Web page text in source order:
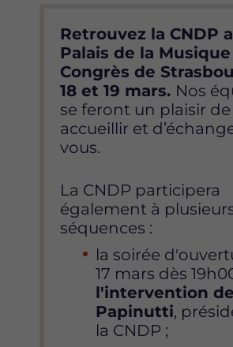
Retrouvez la CNDP
Palais de la
Congrès de
18 et 19 mars. Nos
se feront un plaisir de
accueillir et
vous.
La CNDP participera
également à
séquences :
la soirée
17 mars dès
l'intervention
Papinutti,
la CNDP ;